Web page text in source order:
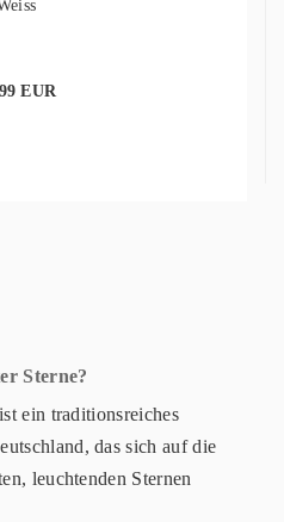
EUR
Sterne?
ein traditionsreiches
das sich auf die
leuchtenden Sternen